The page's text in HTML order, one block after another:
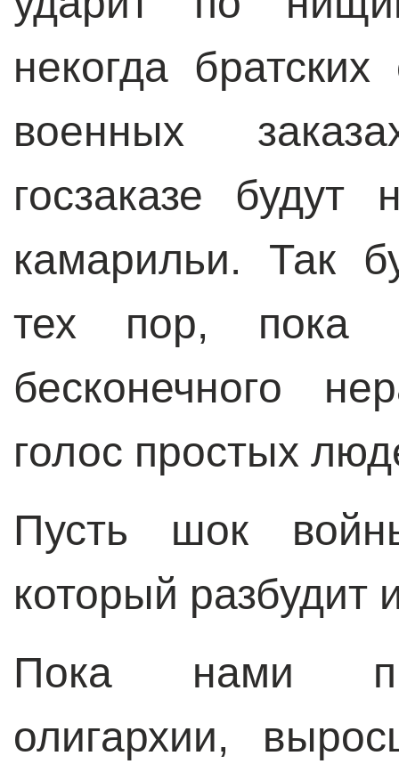
некогда
военных
госзаказе
камарильи. Так
тех пор,
бесконечного
голос простых
Пусть шок
который разбудит
Пока нами
олигархии,